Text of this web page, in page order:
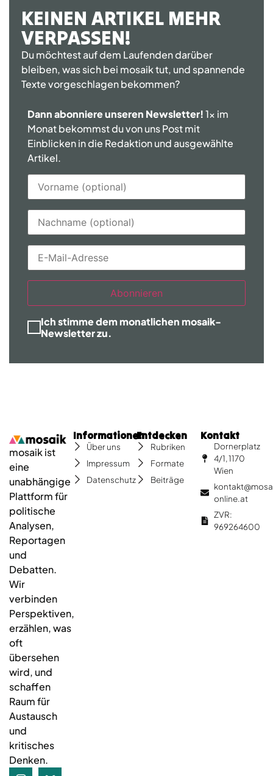
KEINEN ARTIKEL MEHR
VERPASSEN!
Du möchtest auf dem Laufenden darüber
bleiben, was sich bei mosaik tut, und spannende
Texte vorgeschlagen bekommen?
Dann abonniere unseren Newsletter!1x im
Monat bekommst du von uns Post mit
Einblicken in die Redaktion und ausgewählte
Artikel.
Abonnieren
Ich stimme dem monatlichen mosaik-
Newsletter zu.
mosaik ist
eine
unabhängige
Plattform für
politische
Analysen,
Reportagen
und
Debatten.
Wir
verbinden
Perspektiven,
erzählen, was
oft
übersehen
wird, und
schaffen
Raum für
Austausch
und
kritisches
Denken.
Informationen
Über uns
Impressum
Datenschutz
Entdecken
Rubriken
Formate
Beiträge
Kontakt
Dornerplatz
4/1, 1170
Wien
online.at
ZVR:
969264600